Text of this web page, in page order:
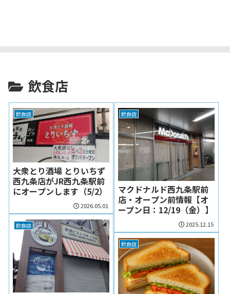
飲食店
飲食店
大衆とり酒場 とりいちず
西九条店がJR西九条駅前
にオープンします（5/2）
2026.05.01
飲食店
マクドナルド西九条駅前
店・オープン前情報【オ
ープン日：12/19（金）】
2025.12.15
飲食店
飲食店